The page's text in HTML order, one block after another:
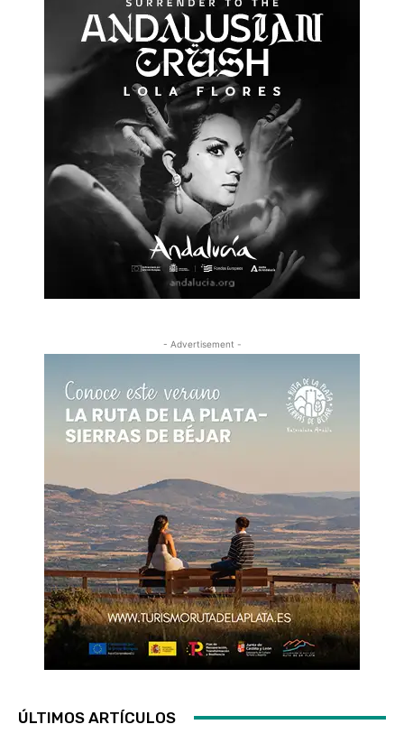
- Advertisement -
ÚLTIMOS ARTÍCULOS